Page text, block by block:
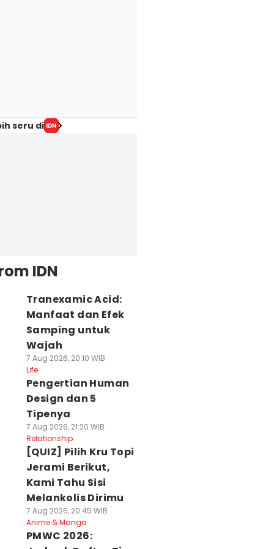
seru di
IDN
Tranexamic Acid:
Manfaat dan Efek
Samping untuk
Wajah
7 Aug 2026, 20:10 WIB
Life
Pengertian Human
Design dan 5
Tipenya
7 Aug 2026, 21:20 WIB
Relationship
[QUIZ] Pilih Kru Topi
Jerami Berikut,
Kami Tahu Sisi
Melankolis Dirimu
7 Aug 2026, 20:45 WIB
Anime & Manga
PMWC 2026: